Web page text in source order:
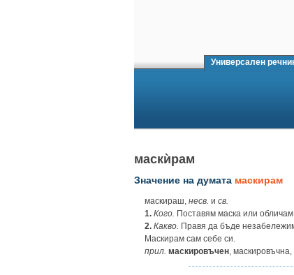
Универсален
маскѝрам
Значение на думата маскирам
маскираш, несв. и св.
1. Кого. Поставям маска или
2. Какво. Правя да бъде
Маскирам сам себе си.
прил. маскировъчен,